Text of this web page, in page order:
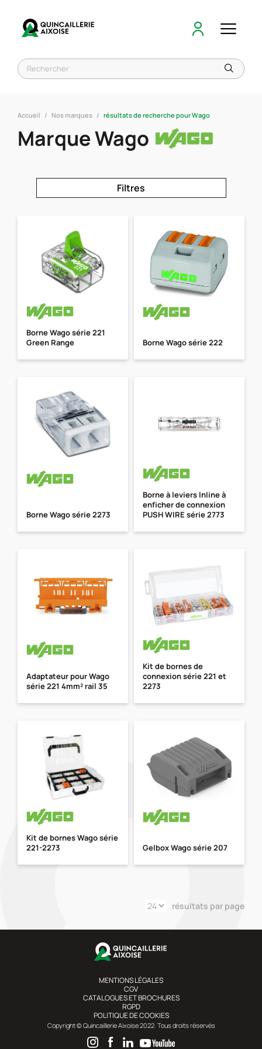
Accueil Nos marques résultats de recherche pour Wago
Marque Wago
Filtres
Borne Wago série 221
Green Range
Borne Wago série 222
Borne Wago série 2273
Borne à leviers Inline à
enficher de connexion
PUSH WIRE série 2773
Adaptateur pour Wago
série 221 4mm² rail 35
Kit de bornes de
connexion série 221 et
2273
Kit de bornes Wago série
221-2273
Gelbox Wago série 207
résultats par page
MENTIONS LÉGALES
CGV
CATALOGUES ET BROCHURES
RGPD
POLITIQUE DE COOKIES
Copyright © Quincaillerie Aixoise 2022. Tous droits réservés